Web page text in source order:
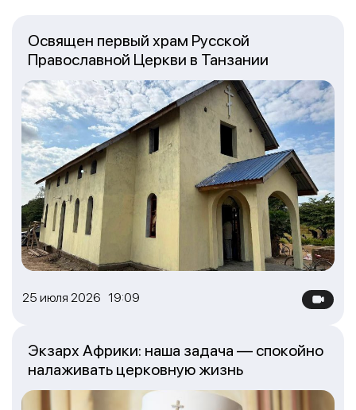
25 июля 2026 19:09
Освящен первый храм Русской
Православной Церкви в Танзании
Экзарх Африки: наша задача — спокойно
налаживать церковную жизнь